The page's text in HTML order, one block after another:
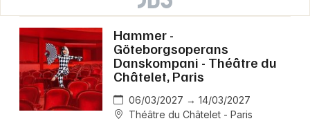
Hammer -
Göteborgsoperans
Danskompani - Théâtre du
Châtelet, Paris
06/03/2027 → 14/03/2027
Théâtre du Châtelet - Paris